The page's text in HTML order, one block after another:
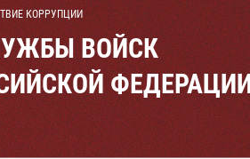
КОРРУПЦИИ
ВОЙСК